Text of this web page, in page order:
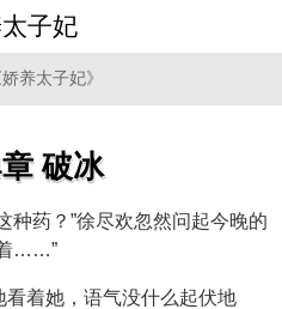
子妃
娇养太子妃》
破冰
种药？”徐尽欢忽然问起今晚的
着……”
着她，语气没什么起伏地